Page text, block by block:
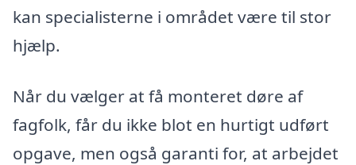
kan specialisterne i området være til stor
hjælp.
Når du vælger at få monteret døre af
fagfolk, får du ikke blot en hurtigt udført
opgave, men også garanti for, at arbejdet